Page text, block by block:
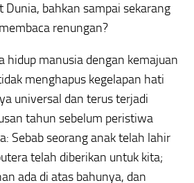
Dunia, bahkan sampai sekarang
renungan?
hidup manusia dengan kemajuan
menghapus kegelapan hati
universal dan terus terjadi
tahun sebelum peristiwa
Sebab seorang anak telah lahir
telah diberikan untuk kita;
ada di atas bahunya, dan